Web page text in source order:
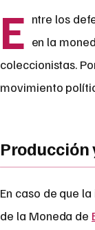
E ntre los
en la
coleccionistas.
movimiento
En caso de que
de la Moneda de